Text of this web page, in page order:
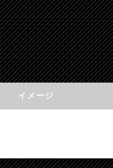
イメージ